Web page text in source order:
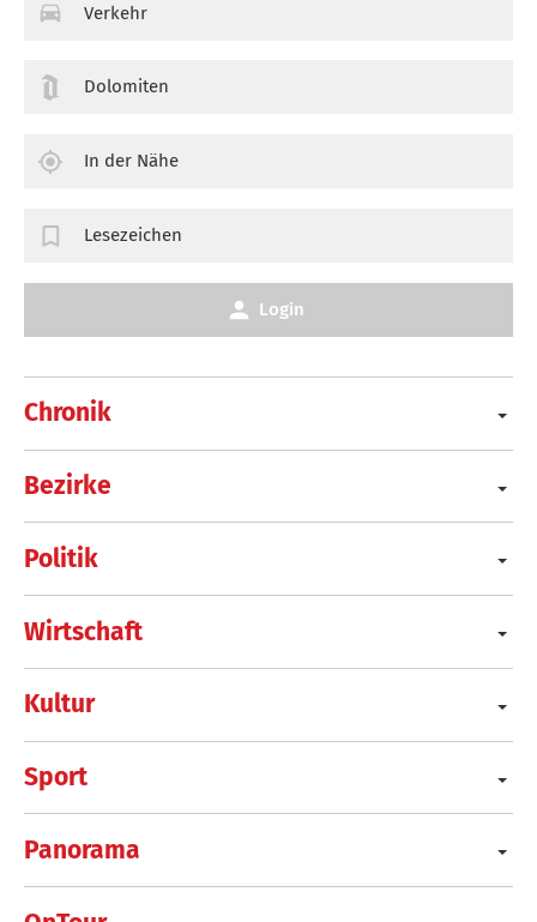
Chronik
Bezirke
Politik
Wirtschaft
Kultur
Sport
Panorama
Verkehr
Dolomiten
In der Nähe
Lesezeichen
Login